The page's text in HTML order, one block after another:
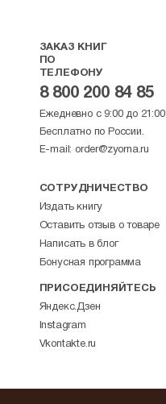
ЗАКАЗ КНИГ
ПО
ТЕЛЕФОНУ
8 800 200 84 85
Ежедневно с 9:00 до 21:00
Бесплатно по России.
E-mail: order@zyorna.ru
СОТРУДНИЧЕСТВО
Издать книгу
Оставить отзыв о товаре
Написать в блог
Бонусная программа
ПРИСОЕДИНЯЙТЕСЬ
Яндекс.Дзен
Instagram
Vkontakte.ru